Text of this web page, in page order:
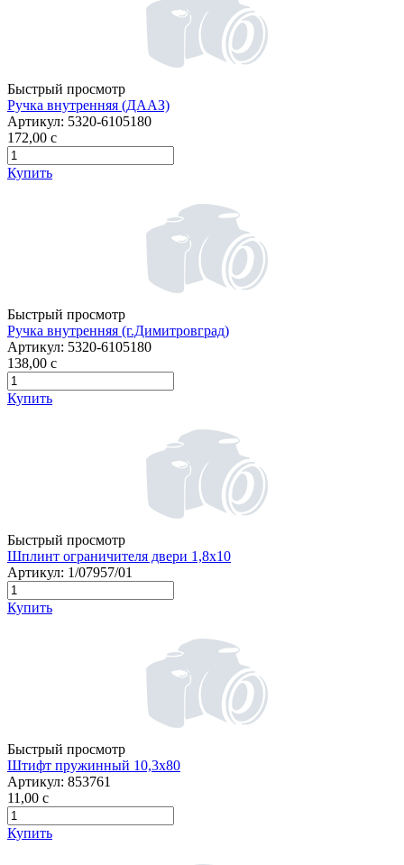
Быстрый просмотр
Ручка внутренняя (ДААЗ)
Артикул: 5320-6105180
172,00 c
Купить
Быстрый просмотр
Ручка внутренняя (г.Димитровград)
Артикул: 5320-6105180
138,00 c
Купить
Быстрый просмотр
Шплинт ограничителя двери 1,8х10
Артикул: 1/07957/01
Купить
Быстрый просмотр
Штифт пружинный 10,3х80
Артикул: 853761
11,00 c
Купить